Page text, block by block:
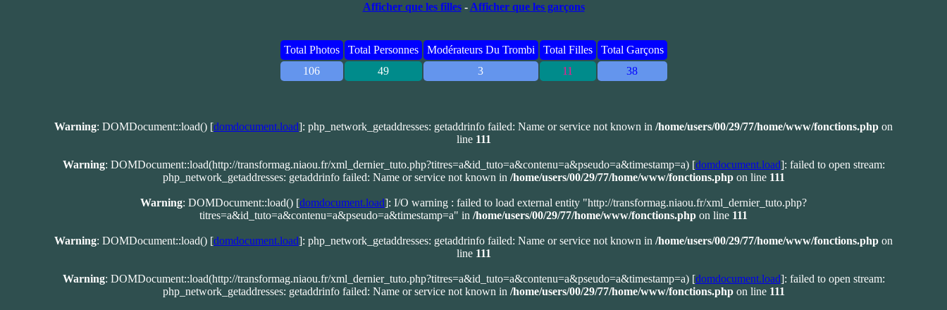
Afficher que les filles- Afficher que les garçons
Total Photos Total Personnes Modérateurs Du Trombi Total Filles
Total Garçons
106
49 3 11 38
Warning: DOMDocument::load() [domdocument.load]: php_network_getaddresses: getaddrinfo failed: Name or service not known in /home/users/00/29/77/home/www/fonctions.php on
line 111
Warning: DOMDocument::load(http://transformag.niaou.fr/xml_dernier_tuto.php?titres=a&id_tuto=a&contenu=a&pseudo=a&timestamp=a) [domdocument.load]: failed to open stream:
php_network_getaddresses: getaddrinfo failed: Name or service not known in /home/users/00/29/77/home/www/fonctions.phpon line 111
Warning: DOMDocument::load() [domdocument.load]: I/O warning : failed to load external entity "http://transformag.niaou.fr/xml_dernier_tuto.php?
titres=a&id_tuto=a&contenu=a&pseudo=a&timestamp=a" in /home/users/00/29/77/home/www/fonctions.php on line 111
Warning: DOMDocument::load() [domdocument.load]: php_network_getaddresses: getaddrinfo failed: Name or service not known in /home/users/00/29/77/home/www/fonctions.php on
line 111
Warning: DOMDocument::load(http://transformag.niaou.fr/xml_dernier_tuto.php?titres=a&id_tuto=a&contenu=a&pseudo=a&timestamp=a) [domdocument.load]: failed to open stream:
php_network_getaddresses: getaddrinfo failed: Name or service not known in /home/users/00/29/77/home/www/fonctions.phpon line 111